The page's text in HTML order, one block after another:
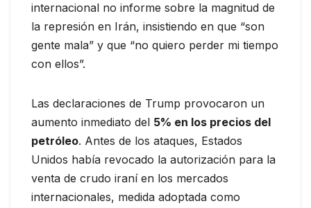
internacional no informe sobre la magnitud de
la represión en Irán, insistiendo en que “son
gente mala” y que “no quiero perder mi tiempo
con ellos”.
Las declaraciones de Trump provocaron un
aumento inmediato del 5% en los precios del
petróleo. Antes de los ataques, Estados
Unidos había revocado la autorización para la
venta de crudo iraní en los mercados
internacionales, medida adoptada como